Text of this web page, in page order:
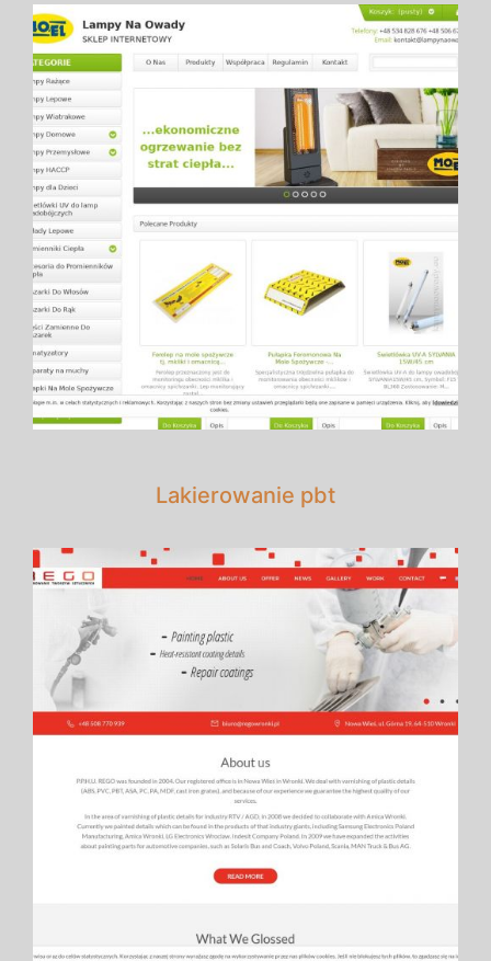
Lakierowanie pbt